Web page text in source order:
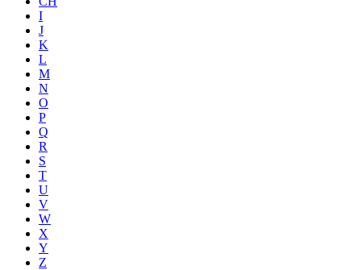
I
J
K
L
M
N
O
P
Q
R
S
T
U
V
W
X
Y
Z